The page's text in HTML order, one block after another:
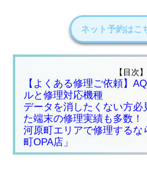
ネット予約はこ
【目次】
【よくある修理ご依頼】
ルと修理対応機種
データを消したくない方必
た端末の修理実績も多数！
河原町エリアで修理するな
町OPA店」